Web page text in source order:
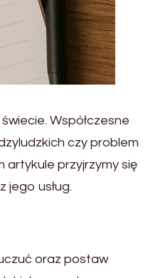
Współczesne
czy problem
artykule przyjrzymy się
jego usług.
oraz postaw